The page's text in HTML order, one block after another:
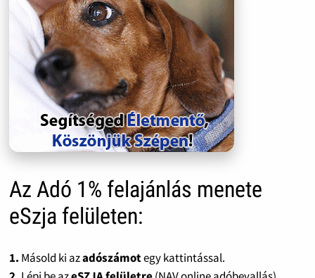
Az Adó 1% felajánlás menete
eSzja felületen:
1. Másold ki azadószámotegy kattintással.